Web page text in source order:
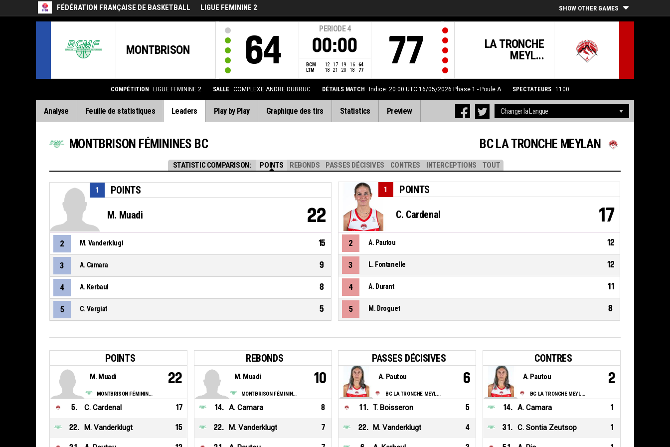
FÉDÉRATION FRANÇAISE DE BASKETBALL LIGUE FEMININE 2 SHOW OTHER GAMES
MONTBRISON 64
PERIODE 4
00:00
BCM 12 17 19 16
64
LTM
18 21 20 18 77
LA TRONCHE
MEYL...
77
COMPÉTITION LIGUE FEMININE 2 SALLE COMPLEXE ANDRE DUBRUC DÉTAILS MATCH Indice: 20:00 UTC 16/05/2026 Phase 1 - Poule A SPECTATEURS 1100
Analyse Feuille de statistiques Leaders Play by Play Graphique des tirs Statistics Preview
STATISTIC COMPARISON: POINTS REBONDS PASSES DÉCISIVES CONTRES INTERCEPTIONS TOUT
MONTBRISON FÉMININES BC
POINTS
1
M. Muadi 22
2 M. Vanderklugt 15
3 A. Camara 9
4 A. Kerbaul 8
5 C. Vergiat 5
BC LA TRONCHE MEYLAN
POINTS
1
C. Cardenal 17
2 A. Pautou 12
3 L. Fontanelle 12
4 A. Durant 11
5 M. Droguet 8
POINTS
MONTBRISON FÉMININES BC
M. Muadi 22
5. C. Cardenal 17
22. M. Vanderklugt 15
REBONDS
MONTBRISON FÉMININES BC
M. Muadi 10
14. A. Camara 8
22. M. Vanderklugt 7
PASSES DÉCISIVES
BC LA TRONCHE MEYLAN
A. Pautou 6
11 . T. Boisseron 5
22. M. Vanderklugt 4
CONTRES
BC LA TRONCHE MEYLAN
A. Pautou 2
14. A. Camara 1
31 . C. Sontia Zeutsop 1